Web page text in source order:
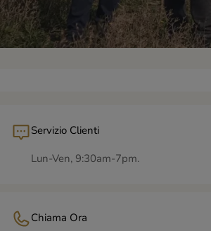
Servizio Clienti
Lun-Ven, 9:30am-7pm.
Chiama Ora